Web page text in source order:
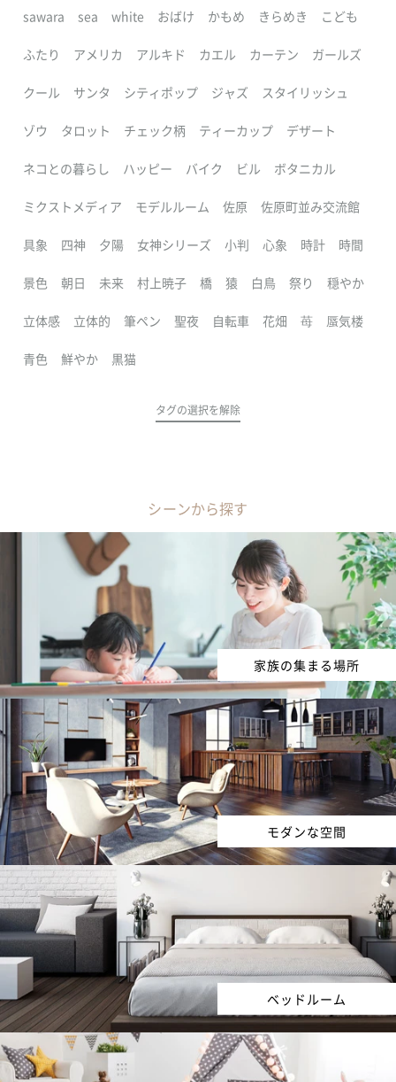
sawara sea white おばけ かもめ きらめき こども
ふたり アメリカ アルキド カエル カーテン ガールズ
クール サンタ シティポップ ジャズ スタイリッシュ
ゾウ タロット チェック柄 ティーカップ デザート
ネコとの暮らし ハッピー バイク ビル ボタニカル
ミクストメディア モデルルーム 佐原 佐原町並み交流館
具象 四神 夕陽 女神シリーズ 小判 心象 時計 時間
景色 朝日 未来 村上暁子 橋 猿 白鳥 祭り 穏やか
立体感 立体的 筆ペン 聖夜 自転車 花畑 苺 蜃気楼
青色 鮮やか 黒猫
タグの選択を解除
シーンから探す
家族の集まる場所
モダンな空間
ベッドルーム